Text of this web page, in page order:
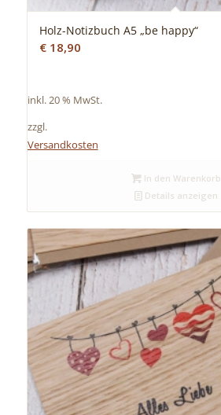
Holz-Notizbuch A5 „be happy“
€18,90
inkl. 20 % MwSt.
zzgl.
Versandkosten
In den Warenkorb
Details anzeigen